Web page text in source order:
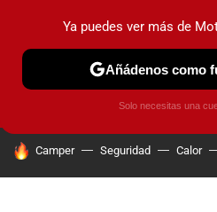
PRUEBAS COCHES
HOY SE HABLA DE
Camper Seguridad Calor
Ya puedes ver más de
Añádenos como
Solo necesitas una